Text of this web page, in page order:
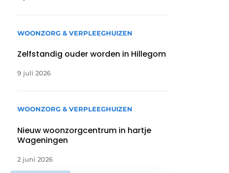
WOONZORG & VERPLEEGHUIZEN
Zelfstandig ouder worden in Hillegom
9 juli 2026
WOONZORG & VERPLEEGHUIZEN
Nieuw woonzorgcentrum in hartje
Wageningen
2 juni 2026